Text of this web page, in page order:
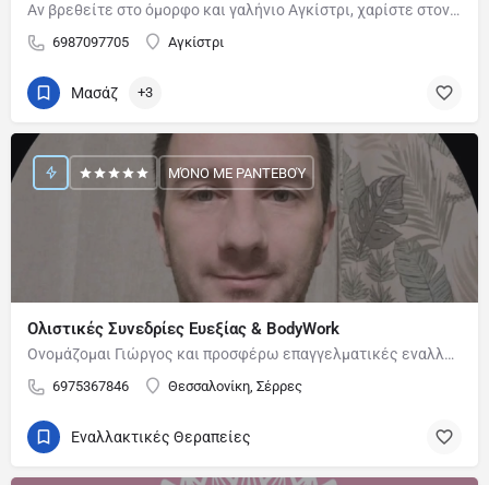
Αν βρεθείτε στο όμορφο και γαλήνιο Αγκίστρι, χαρίστε στον εαυτό σας λίγο χρόνο ξεκούρασης και…
6987097705 Αγκίστρι
Μασάζ +3
Ολιστικές Συνεδρίες Ευεξίας & BodyWork
Ονομάζομαι Γιώργος και προσφέρω επαγγελματικές εναλλακτικές συνεδρίες με Ολιστική…
6975367846 Θεσσαλονίκη, Σέρρες
ΜΌΝΟ ΜΕ ΡΑΝΤΕΒΟΎ
Εναλλακτικές Θεραπείες